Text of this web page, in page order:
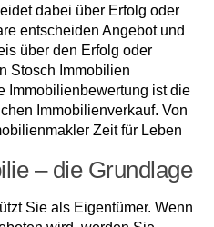
dabei über Erfolg oder
entscheiden Angebot und
über den Erfolg oder
Stosch Immobilien
Immobilienbewertung ist die
Immobilienverkauf. Von
Zeit für Leben
– die Grundlage
Sie als Eigentümer. Wenn